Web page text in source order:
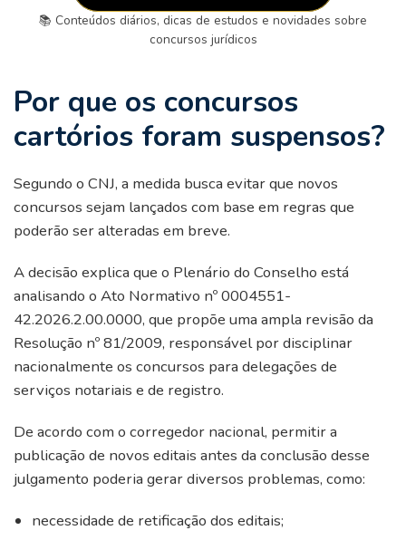
📚 Conteúdos diários, dicas de estudos e novidades sobre
concursos jurídicos
Por que os concursos
cartórios foram suspensos?
Segundo o CNJ, a medida busca evitar que novos
concursos sejam lançados com base em regras que
poderão ser alteradas em breve.
A decisão explica que o Plenário do Conselho está
analisando o Ato Normativo nº 0004551-
42.2026.2.00.0000, que propõe uma ampla revisão da
Resolução nº 81/2009, responsável por disciplinar
nacionalmente os concursos para delegações de
serviços notariais e de registro.
De acordo com o corregedor nacional, permitir a
publicação de novos editais antes da conclusão desse
julgamento poderia gerar diversos problemas, como:
necessidade de retificação dos editais;